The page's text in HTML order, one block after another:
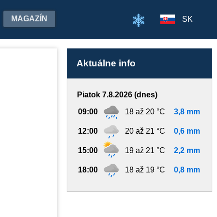
MAGAZÍN SK
Aktuálne info
Piatok 7.8.2026 (dnes)
09:00 18 až 20 °C 3,8 mm
12:00 20 až 21 °C 0,6 mm
15:00 19 až 21 °C 2,2 mm
18:00 18 až 19 °C 0,8 mm